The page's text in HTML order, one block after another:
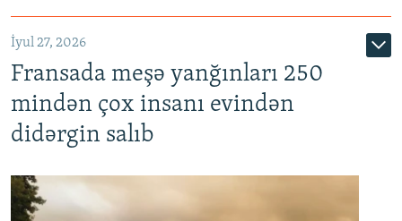
İyul 27, 2026
Fransada meşə yanğınları 250
mindən çox insanı evindən
didərgin salıb